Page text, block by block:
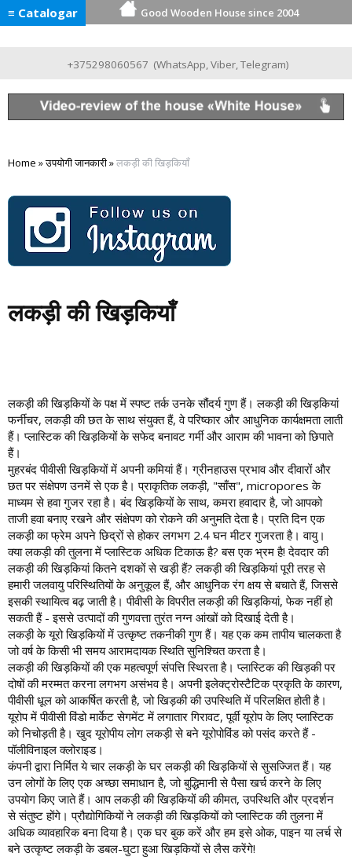
≡ Catalogar Good Wooden House since 2004
+375298060567 (WhatsApp,Viber,Telegram)
Home »उपयोगी जानकारी»लकड़ी की खिड़कियाँ
लकड़ी की खिड़कियाँ
लकड़ी की खिड़कियों के पक्ष में स्पष्ट तर्क उनके सौंदर्य गुण हैं। लकड़ी की खिड़कियां
फर्नीचर, लकड़ी की छत के साथ संयुक्त हैं, वे परिष्कार और आधुनिक कार्यक्षमता लाती
हैं। प्लास्टिक की खिड़कियों के सफेद बनावट गर्मी और आराम की भावना को छिपाते
हैं।
मुहरबंद पीवीसी खिड़कियों में अपनी कमियां हैं। ग्रीनहाउस प्रभाव और दीवारों और
छत पर संक्षेपण उनमें से एक है। प्राकृतिक लकड़ी, "साँस", micropores के
माध्यम से हवा गुजर रहा है। बंद खिड़कियों के साथ, कमरा हवादार है, जो आपको
ताजी हवा बनाए रखने और संक्षेपण को रोकने की अनुमति देता है। प्रति दिन एक
लकड़ी का फ्रेम अपने छिद्रों से होकर लगभग 2.4 घन मीटर गुजरता है। वायु।
क्या लकड़ी की तुलना में प्लास्टिक अधिक टिकाऊ है? बस एक भ्रम है! देवदार की
लकड़ी की खिड़कियां कितने दशकों से खड़ी हैं? लकड़ी की खिड़कियां पूरी तरह से
हमारी जलवायु परिस्थितियों के अनुकूल हैं, और आधुनिक रंग क्षय से बचाते हैं, जिससे
इसकी स्थायित्व बढ़ जाती है। पीवीसी के विपरीत लकड़ी की खिड़कियां, फेक नहीं हो
सकती हैं - इससे उत्पादों की गुणवत्ता तुरंत नग्न आंखों को दिखाई देती है।
लकड़ी के यूरो खिड़कियों में उत्कृष्ट तकनीकी गुण हैं। यह एक कम तापीय चालकता है
जो वर्ष के किसी भी समय आरामदायक स्थिति सुनिश्चित करता है।
लकड़ी की खिड़कियों की एक महत्वपूर्ण संपत्ति स्थिरता है। प्लास्टिक की खिड़की पर
दोषों की मरम्मत करना लगभग असंभव है। अपनी इलेक्ट्रोस्टैटिक प्रकृति के कारण,
पीवीसी धूल को आकर्षित करती है, जो खिड़की की उपस्थिति में परिलक्षित होती है।
यूरोप में पीवीसी विंडो मार्केट सेगमेंट में लगातार गिरावट, पूर्वी यूरोप के लिए प्लास्टिक
को निचोड़ती है। खुद यूरोपीय लोग लकड़ी से बने यूरोपोविंड को पसंद करते हैं -
पॉलीविनाइल क्लोराइड।
कंपनी द्वारा निर्मित ये चार लकड़ी के घर लकड़ी की खिड़कियों से सुसज्जित हैं। यह
उन लोगों के लिए एक अच्छा समाधान है, जो बुद्धिमानी से पैसा खर्च करने के लिए
उपयोग किए जाते हैं। आप लकड़ी की खिड़कियों की कीमत, उपस्थिति और प्रदर्शन
से संतुष्ट होंगे। प्रौद्योगिकियों ने लकड़ी की खिड़कियों को प्लास्टिक की तुलना में
अधिक व्यावहारिक बना दिया है। एक घर बुक करें और हम इसे ओक, पाइन या लर्च से
बने उत्कृष्ट लकड़ी के डबल-घुटा हुआ खिड़कियों से लैस करेंगे!